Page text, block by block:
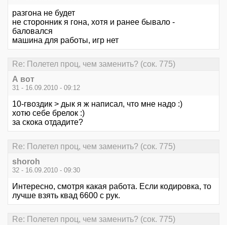
разгона не будет
не сторонник я гона, хотя и ранее бывало -
баловался
машина для работы, игр нет
Re: Полетел проц, чем заменить? (сок. 775)
А вот
31 - 16.09.2010 - 09:12
10-гвоздик > дык я ж написал, что мне надо :)
хотю себе брелок :)
за скока отдадите?
Re: Полетел проц, чем заменить? (сок. 775)
shoroh
32 - 16.09.2010 - 09:30
Интересно, смотря какая работа. Если кодировка, то
лучше взять квад 6600 с рук.
Re: Полетел проц, чем заменить? (сок. 775)